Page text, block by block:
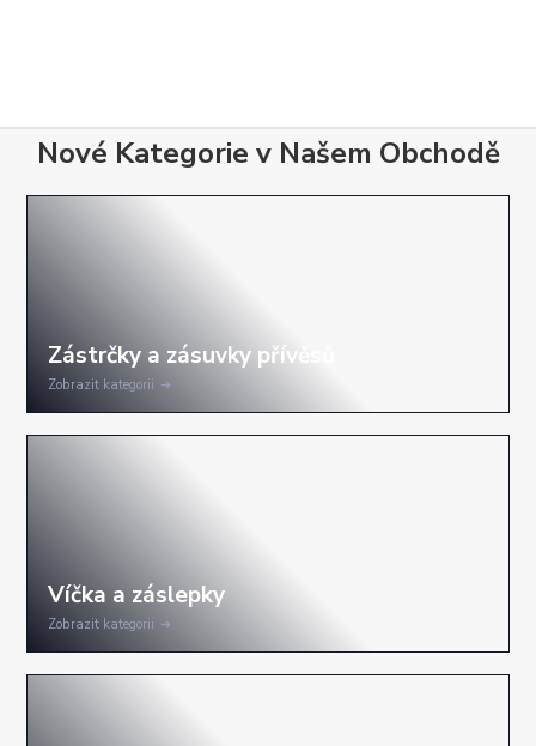
Nové Kategorie v Našem Obchodě
Zobrazit kategorii
Zobrazit kategorii